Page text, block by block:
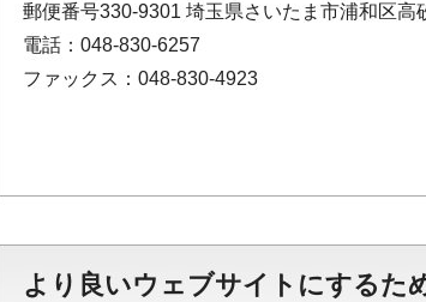
郵便番号330-9301 埼玉県さいたま市浦和区高
電話：048-830-6257
ファックス：048-830-4923
より良いウェブサイトにするた